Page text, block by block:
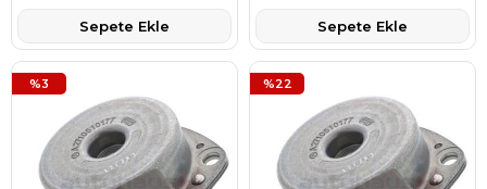
Sepete Ekle Sepete Ekle
%3 %22